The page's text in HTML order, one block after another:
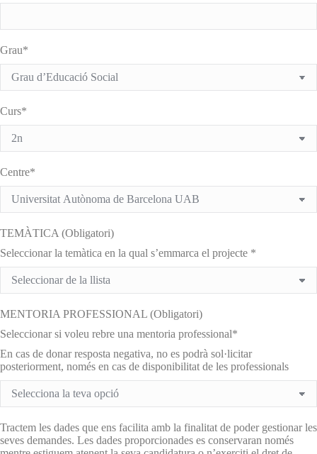
Grau*
Curs*
Centre*
TEMÀTICA (Obligatori)
Seleccionar la temàtica en la qual s’emmarca el projecte *
MENTORIA PROFESSIONAL (Obligatori)
Seleccionar si voleu rebre una mentoria professional*
En cas de donar resposta negativa, no es podrà sol·licitar
posteriorment, només en cas de disponibilitat de les professionals
Tractem les dades que ens facilita amb la finalitat de poder gestionar les
seves demandes. Les dades proporcionades es conservaran només